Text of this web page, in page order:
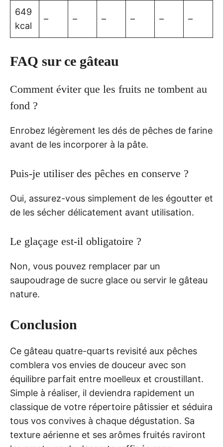
649
kcal
– – – – – –
FAQ sur ce gâteau
Comment éviter que les fruits ne tombent au
fond ?
Enrobez légèrement les dés de pêches de farine
avant de les incorporer à la pâte.
Puis-je utiliser des pêches en conserve ?
Oui, assurez-vous simplement de les égoutter et
de les sécher délicatement avant utilisation.
Le glaçage est-il obligatoire ?
Non, vous pouvez remplacer par un
saupoudrage de sucre glace ou servir le gâteau
nature.
Conclusion
Ce gâteau quatre-quarts revisité aux pêches
comblera vos envies de douceur avec son
équilibre parfait entre moelleux et croustillant.
Simple à réaliser, il deviendra rapidement un
classique de votre répertoire pâtissier et séduira
tous vos convives à chaque dégustation. Sa
texture aérienne et ses arômes fruités raviront